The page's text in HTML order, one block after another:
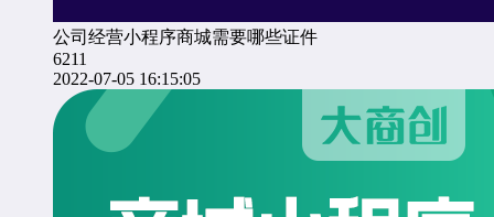
公司经营小程序商城需要哪些证件
6211
2022-07-05 16:15:05